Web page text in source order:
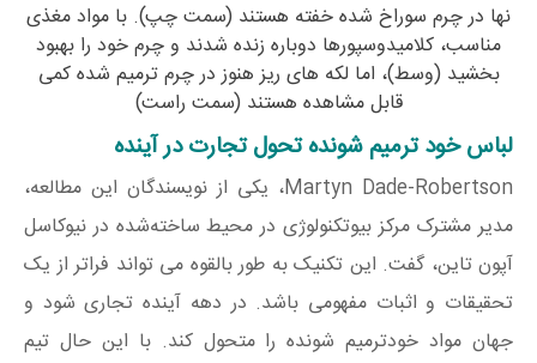
نها در چرم سوراخ شده خفته هستند (سمت چپ). با مواد مغذی
مناسب، کلامیدوسپورها دوباره زنده شدند و چرم خود را بهبود
بخشید (وسط)، اما لکه های ریز هنوز در چرم ترمیم شده کمی
قابل مشاهده هستند (سمت راست)
لباس خود ترمیم شونده تحول تجارت در آینده
Martyn Dade-Robertson، یکی از نویسندگان این مطالعه،
مدیر مشترک مرکز بیوتکنولوژی در محیط ساخته‌شده در نیوکاسل
آپون تاین، گفت. این تکنیک به طور بالقوه می تواند فراتر از یک
تحقیقات و اثبات مفهومی باشد. در دهه آینده تجاری شود و
جهان مواد خودترمیم شونده را متحول کند. با این حال تیم